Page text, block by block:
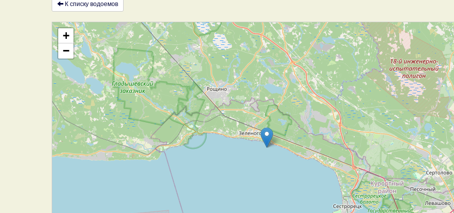
К списку водоемов
+
−